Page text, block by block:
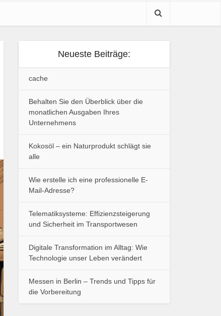
Neueste Beiträge:
cache
Behalten Sie den Überblick über die
monatlichen Ausgaben Ihres
Unternehmens
Kokosöl – ein Naturprodukt schlägt sie
alle
Wie erstelle ich eine professionelle E-
Mail-Adresse?
Telematiksysteme: Effizienzsteigerung
und Sicherheit im Transportwesen
Digitale Transformation im Alltag: Wie
Technologie unser Leben verändert
Messen in Berlin – Trends und Tipps für
die Vorbereitung